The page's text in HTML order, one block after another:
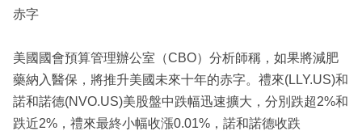
赤字
美國國會預算管理辦公室（CBO）分析師稱，如果將減肥
藥納入醫保，將推升美國未來十年的赤字。禮來(LLY.US)和
諾和諾德(NVO.US)美股盤中跌幅迅速擴大，分別跌超2%和
跌近2%，禮來最終小幅收漲0.01%，諾和諾德收跌